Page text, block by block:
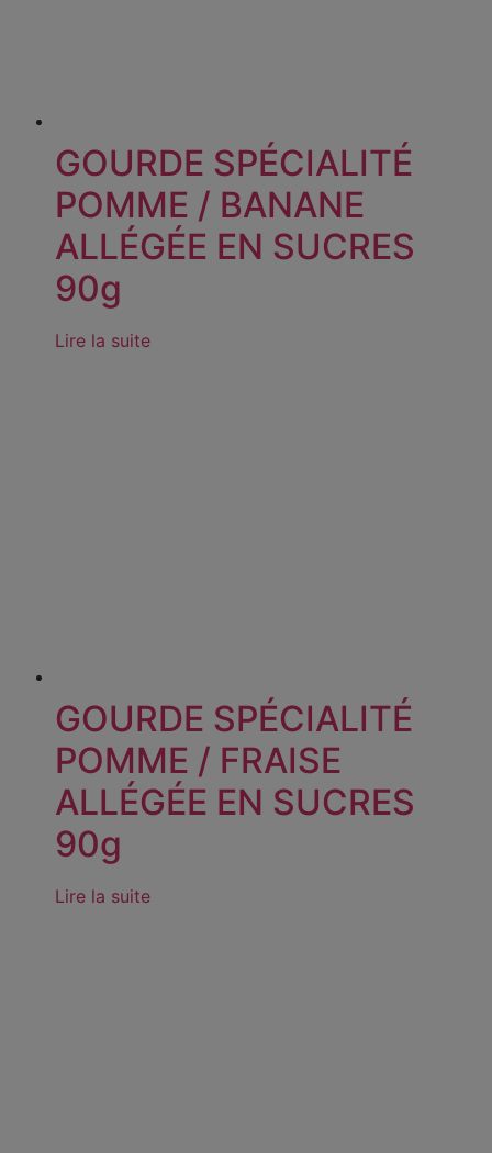
GOURDE SPÉCIALITÉ
POMME / BANANE
ALLÉGÉE EN SUCRES
90g
Lire la suite
GOURDE SPÉCIALITÉ
POMME / FRAISE
ALLÉGÉE EN SUCRES
90g
Lire la suite